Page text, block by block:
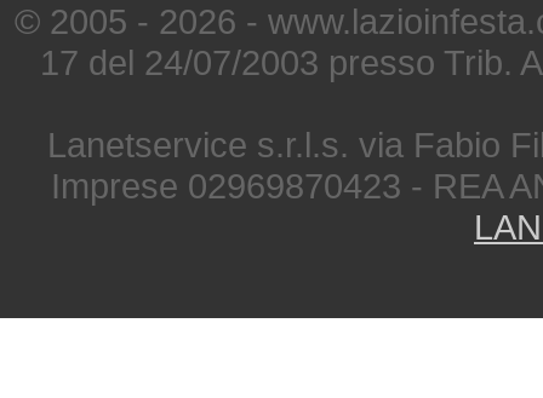
© 2005 - 2026 -
17 del 24/07/2003 presso Trib.
Lanetservice s.r.l.s. via Fabio
Imprese 02969870423 - REA